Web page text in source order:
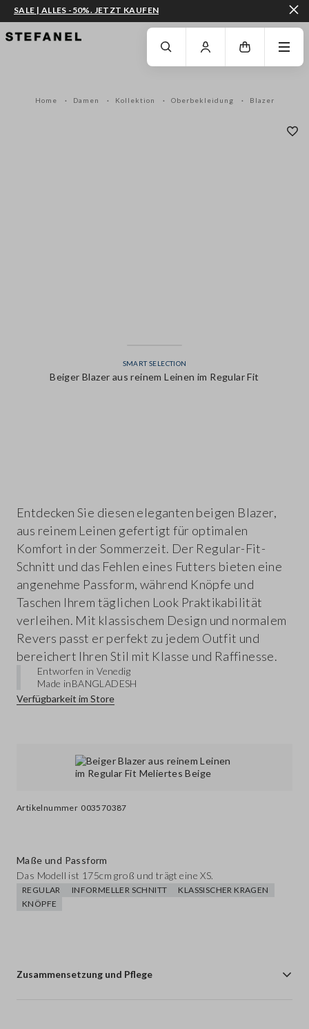
ZUM HAUPTINHALT SPRINGEN GEHEN SIE ZUM ENDE DER SEITE
SALE | ALLES -50%. JETZT KAUFEN
Home Damen Kollektion Oberbekleidung Blazer
SMART SELECTION
Beiger Blazer aus reinem Leinen im Regular Fit
Artikelnummer 003570387
Entdecken Sie diesen eleganten beigen Blazer,
aus reinem Leinen gefertigt für optimalen
Komfort in der Sommerzeit. Der Regular-Fit-
Schnitt und das Fehlen eines Futters bieten eine
angenehme Passform, während Knöpfe und
Taschen Ihrem täglichen Look Praktikabilität
verleihen. Mit klassischem Design und normalem
Revers passt er perfekt zu jedem Outfit und
bereichert Ihren Stil mit Klasse und Raffinesse.
Entworfen in Venedig
Made inBANGLADESH
Verfügbarkeit im Store
Maße und Passform
Das Modell ist 175cm groß und trägt eine XS.
REGULAR INFORMELLER SCHNITT
KLASSISCHER KRAGEN
KNÖPFE
Zusammensetzung und Pflege